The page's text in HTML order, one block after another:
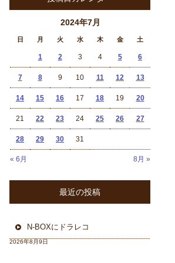
2024年7月
日 月 火 水 木 金 土
« 6月 8月 »
1 2 3 4 5 6
7 8 9 10 11 12 13
14 15 16 17 18 19 20
21 22 23 24 25 26 27
28 29 30 31
最近の投稿
N-BOXにドラレコ
2026年8月9日